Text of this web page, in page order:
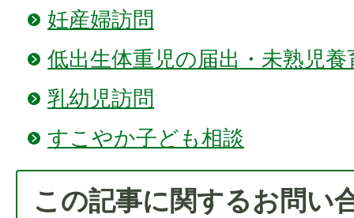
妊産婦訪問
低出生体重児の届出・未熟児養
乳幼児訪問
すこやか子ども相談
この記事に関するお問い